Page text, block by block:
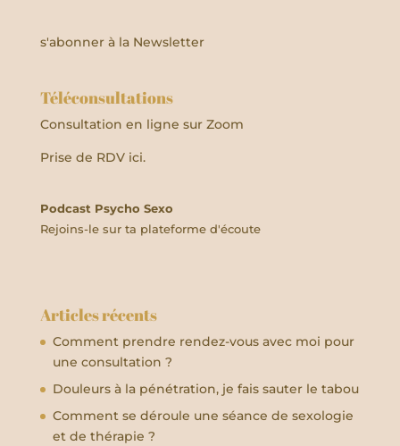
s'abonner à la Newsletter
Téléconsultations
Consultation en ligne sur Zoom
Prise de RDV ici.
Podcast Psycho Sexo
Rejoins-le sur ta plateforme d'écoute
Articles récents
Comment prendre rendez-vous avec moi pour
une consultation ?
Douleurs à la pénétration, je fais sauter le tabou
Comment se déroule une séance de sexologie
et de thérapie ?